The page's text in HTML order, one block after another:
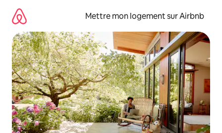
directement
contenu
Mettre mon logement sur Airbnb